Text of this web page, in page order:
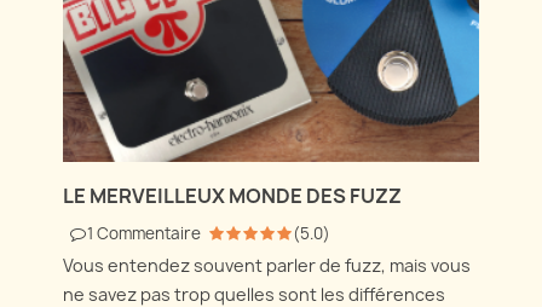
LE MERVEILLEUX MONDE DES FUZZ
1 Commentaire (5.0)
Vous entendez souvent parler de fuzz, mais vous
ne savez pas trop quelles sont les différences